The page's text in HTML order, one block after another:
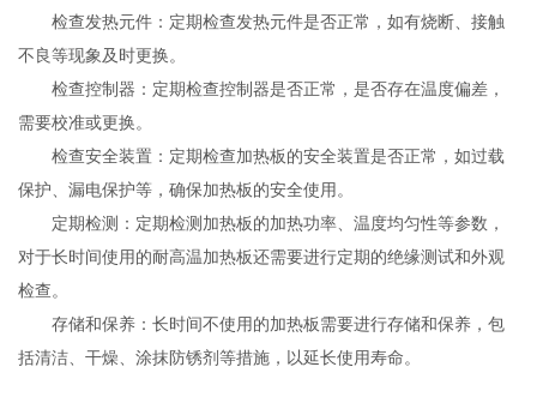
检查发热元件：定期检查发热元件是否正常，如有烧断、接触
不良等现象及时更换。
检查控制器：定期检查控制器是否正常，是否存在温度偏差，
需要校准或更换。
检查安全装置：定期检查加热板的安全装置是否正常，如过载
保护、漏电保护等，确保加热板的安全使用。
定期检测：定期检测加热板的加热功率、温度均匀性等参数，
对于长时间使用的耐高温加热板还需要进行定期的绝缘测试和外观
检查。
存储和保养：长时间不使用的加热板需要进行存储和保养，包
括清洁、干燥、涂抹防锈剂等措施，以延长使用寿命。